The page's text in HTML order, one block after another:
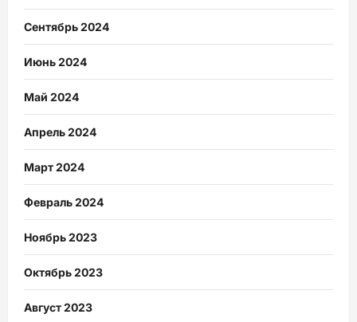
Сентябрь 2024
Июнь 2024
Май 2024
Апрель 2024
Март 2024
Февраль 2024
Ноябрь 2023
Октябрь 2023
Август 2023